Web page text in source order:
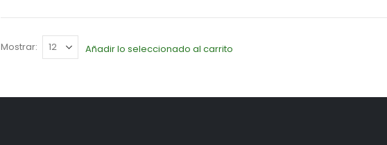
Mostrar Añadir lo seleccionado al carrito